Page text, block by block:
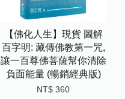
【佛化人生】現貨 圖解
百字明: 藏傳佛教第一咒,
讓一百尊佛菩薩幫你清除
負面能量 (暢銷經典版)
NT$ 360